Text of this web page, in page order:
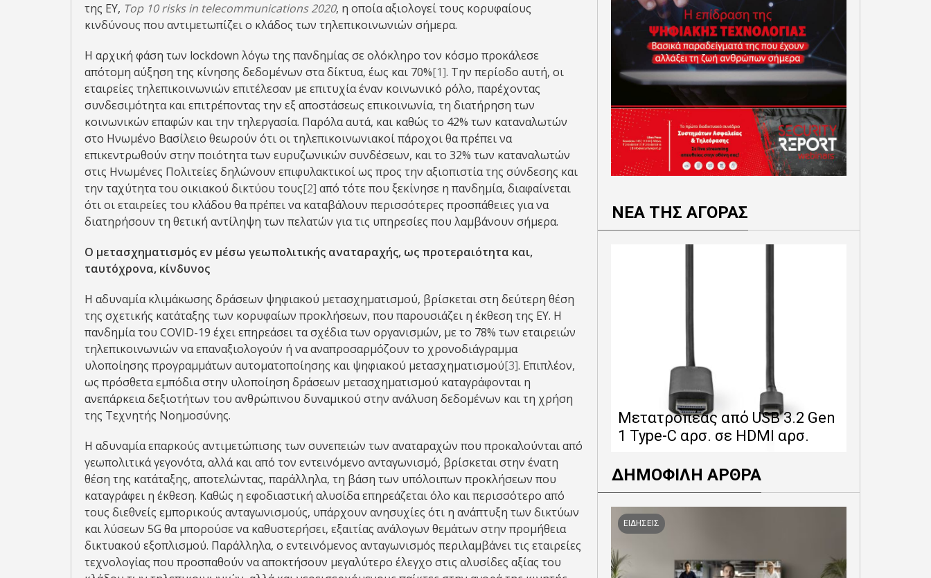
της ΕΥ, Top10risks in telecommunications2020, η οποία αξιολογεί τους κορυφαίους
κινδύνους που αντιμετωπίζει ο κλάδος των τηλεπικοινωνιών σήμερα.
Η αρχική φάση των lockdown λόγω της πανδημίας σε ολόκληρο τον κόσμο προκάλεσε
απότομη αύξηση της κίνησης δεδομένων στα δίκτυα, έως και 70%[1]. Την περίοδο αυτή, οι
εταιρείες τηλεπικοινωνιών επιτέλεσαν με επιτυχία έναν κοινωνικό ρόλο, παρέχοντας
συνδεσιμότητα και επιτρέποντας την εξ αποστάσεως επικοινωνία, τη διατήρηση των
κοινωνικών επαφών και την τηλεργασία. Παρόλα αυτά, και καθώς το 42% των καταναλωτών
στο Ηνωμένο Βασίλειο θεωρούν ότι οι τηλεπικοινωνιακοί πάροχοι θα πρέπει να
επικεντρωθούν στην ποιότητα των ευρυζωνικών συνδέσεων, και το 32% των καταναλωτών
στις Ηνωμένες Πολιτείες δηλώνουν επιφυλακτικοί ως προς την αξιοπιστία της σύνδεσης και
την ταχύτητα του οικιακού δικτύου τους[2] από τότε που ξεκίνησε η πανδημία, διαφαίνεται
ότι οι εταιρείες του κλάδου θα πρέπει να καταβάλουν περισσότερες προσπάθειες για να
διατηρήσουν τη θετική αντίληψη των πελατών για τις υπηρεσίες που λαμβάνουν σήμερα.
Ο μετασχηματισμός εν μέσω γεωπολιτικής αναταραχής, ως προτεραιότητα και,
ταυτόχρονα, κίνδυνος
Η αδυναμία κλιμάκωσης δράσεων ψηφιακού μετασχηματισμού, βρίσκεται στη δεύτερη θέση
της σχετικής κατάταξης των κορυφαίων προκλήσεων, που παρουσιάζει η έκθεση της EY. Η
πανδημία του COVID-19 έχει επηρεάσει τα σχέδια των οργανισμών, με το 78% των εταιρειών
τηλεπικοινωνιών να επαναξιολογούν ή να αναπροσαρμόζουν το χρονοδιάγραμμα
υλοποίησης προγραμμάτων αυτοματοποίησης και ψηφιακού μετασχηματισμού[3]. Επιπλέον,
ως πρόσθετα εμπόδια στην υλοποίηση δράσεων μετασχηματισμού καταγράφονται η
ανεπάρκεια δεξιοτήτων του ανθρώπινου δυναμικού στην ανάλυση δεδομένων και τη χρήση
της Τεχνητής Νοημοσύνης.
Η αδυναμία επαρκούς αντιμετώπισης των συνεπειών των αναταραχών που προκαλούνται από
γεωπολιτικά γεγονότα, αλλά και από τον εντεινόμενο ανταγωνισμό, βρίσκεται στην ένατη
θέση της κατάταξης, αποτελώντας, παράλληλα, τη βάση των υπόλοιπων προκλήσεων που
καταγράφει η έκθεση. Καθώς η εφοδιαστική αλυσίδα επηρεάζεται όλο και περισσότερο από
τους διεθνείς εμπορικούς ανταγωνισμούς, υπάρχουν ανησυχίες ότι η ανάπτυξη των δικτύων
και λύσεων 5G θα μπορούσε να καθυστερήσει, εξαιτίας ανάλογων θεμάτων στην προμήθεια
δικτυακού εξοπλισμού. Παράλληλα, ο εντεινόμενος ανταγωνισμός περιλαμβάνει τις εταιρείες
τεχνολογίας που προσπαθούν να αποκτήσουν μεγαλύτερο έλεγχο στις αλυσίδες αξίας του
ΝΕΑ ΤΗΣ ΑΓΟΡΑΣ
Μετατροπέας από USB 3.2 Gen
1 Type-C αρσ. σε HDMI αρσ.
ΔΗΜΟΦΙΛΗ ΑΡΘΡΑ
ΕΙΔΗΣΕΙΣ